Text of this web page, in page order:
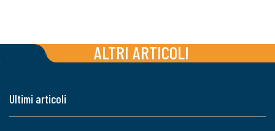
ALTRI ARTICOLI
Ultimi articoli